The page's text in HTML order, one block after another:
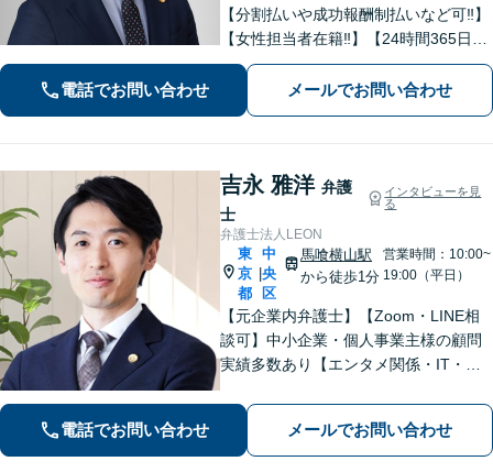
【分割払いや成功報酬制払いなど可‼】
【女性担当者在籍‼】【24時間365日オ
ンライン全国対応】無料相談受付中‼X
でも有名な政治家弁護士が経営する、
詐欺・インターネット案件特化型の弁
電話でお問い合わせ メールでお問い合わせ
吉永 雅洋 弁護
士
インタビューを見
る
弁護士法人LEON
東
京
都
|
中
央
区
馬喰横山駅
から徒歩1分
営業時間：10:00~
19:00（平日）
【元企業内弁護士】【Zoom・LINE相
談可】中小企業・個人事業主様の顧問
実績多数あり【エンタメ関係・IT・知
著作権侵害などは早期相談を！信頼関
係を大切に、迅速かつ誠実に対応【初
回相談30分無料│柔軟な費用体系】
電話でお問い合わせ メールでお問い合わせ